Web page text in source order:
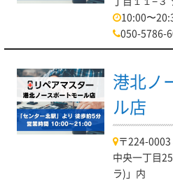
10:00〜
050-5786-
港北ノ
ル店
〒224-
中央一丁目
ラ)」内